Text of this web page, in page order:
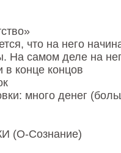
что на него
На самом деле на
в конце концов
много денег
(О-Сознание)